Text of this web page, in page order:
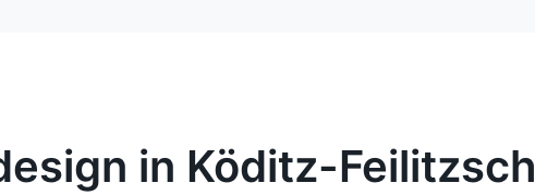
in Köditz-Feilitzsch